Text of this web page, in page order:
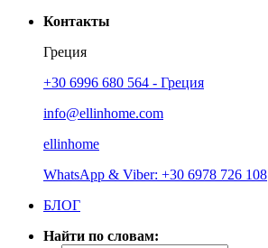
Контакты
Греция
+30 6996 680 564 - Греция
info@ellinhome.com
ellinhome
WhatsApp & Viber: +30 6978 726 108
БЛОГ
Найти по словам: